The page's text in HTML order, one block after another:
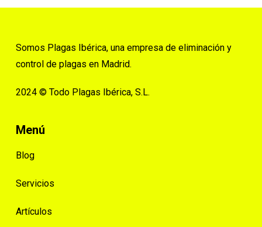
Somos Plagas Ibérica, una empresa de eliminación y
control de plagas en Madrid.
2024 © Todo Plagas Ibérica, S.L.
Menú
Blog
Servicios
Artículos